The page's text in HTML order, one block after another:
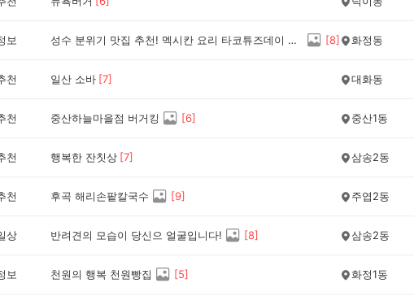
보 성수 분위기 맛집 추천! 멕시칸 요리 타코튜즈데이 성수점 [8] 화정동
천 일산 소바 [7] 대화동
천 중산하늘마을점 버거킹 [6] 중산1동
천 행복한 잔칫상 [7] 삼송2동
천 후곡 해리손팥칼국수 [9] 주엽2동
상 반려견의 모습이 당신으 얼굴입니다! [8] 삼송2동
보 천원의 행복 천원빵집 [5] 화정1동